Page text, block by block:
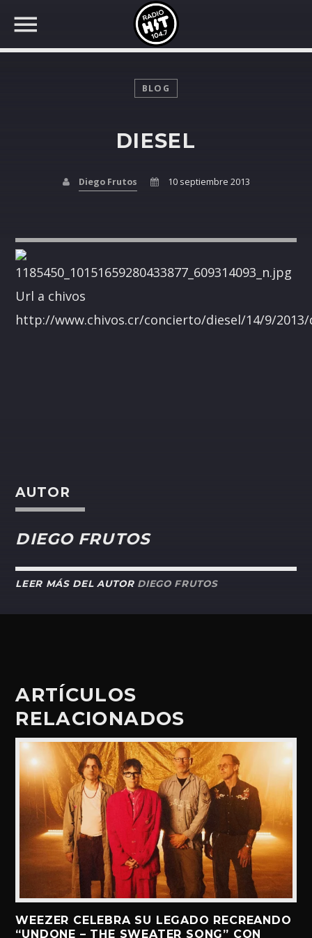
BLOG
DIESEL
Diego Frutos 10 septiembre 2013
Url a chivos
http://www.chivos.cr/concierto/diesel/14/9/
AUTOR
DIEGO FRUTOS
LEER MÁS DEL AUTOR DIEGO FRUTOS
ARTÍCULOS
RELACIONADOS
WEEZER CELEBRA SU LEGADO RECREANDO
“UNDONE – THE SWEATER SONG” CON